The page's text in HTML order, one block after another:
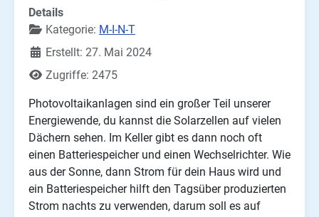
Details
Kategorie: M-I-N-T
Erstellt: 27. Mai 2024
Zugriffe: 2475
Photovoltaikanlagen sind ein großer Teil unserer
Energiewende, du kannst die Solarzellen auf vielen
Dächern sehen. Im Keller gibt es dann noch oft
einen Batteriespeicher und einen Wechselrichter. Wie
aus der Sonne, dann Strom für dein Haus wird und
ein Batteriespeicher hilft den Tagsüber produzierten
Strom nachts zu verwenden, darum soll es auf